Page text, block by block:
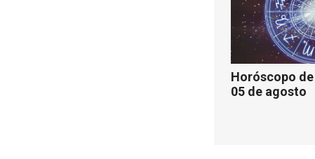
Horóscopo
05 de agosto